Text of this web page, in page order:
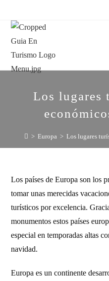
Los lugares
> Europa > Los lugares
Los países de Europa son los
tomar unas merecidas
turísticos por excelencia.
monumentos estos países
especial en temporadas altas
navidad.
Europa es un continente